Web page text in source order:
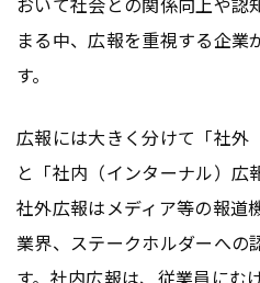
まる中、広報を重視する企業
す。
広報には大きく分けて「社外
と「社内（インターナル）広
社外広報はメディア等の報道
業界、ステークホルダーへの
す。社内広報は、従業員にむ